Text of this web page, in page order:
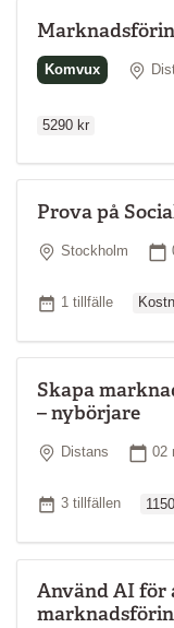
Komvux
5290 kr
Prova på
Plats
Stockholm
Antal tillfällen
1 tillfälle
Skapa
– nybörjare
Plats
Distans 02
Antal tillfällen
3 tillfällen
Använd AI för